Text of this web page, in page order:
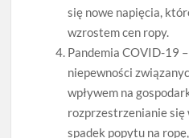
się nowe napięcia,
wzrostem cen ropy.
Pandemia COVID-19
niepewności
wpływem na
rozprzestrzenianie się
spadek popytu na